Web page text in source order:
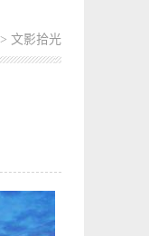
> 文影拾光